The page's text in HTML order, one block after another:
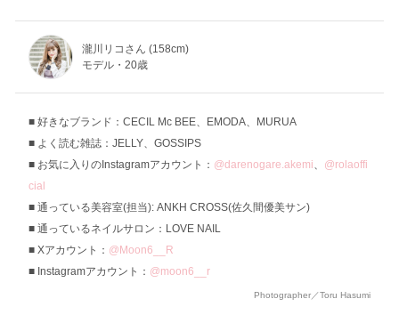
瀧川リコさん (158cm)
モデル・20歳
好きなブランド：CECIL Mc BEE、EMODA、MURUA
よく読む雑誌：JELLY、GOSSIPS
お気に入りのInstagramアカウント： @darenogare.akemi、 @rolaoffi
cial
通っている美容室(担当): ANKH CROSS(佐久間優美サン)
通っているネイルサロン：LOVE NAIL
Xアカウント： @Moon6__R
Instagramアカウント： @moon6__r
Photographer／Toru Hasumi